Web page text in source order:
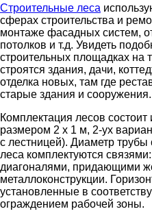
Строительные леса
сферах строительства и
монтаже фасадных систем,
потолков и т.д. Увидеть
строительных площадках на
строятся здания, дачи,
отделка новых, там где
старые здания и сооружения.
Комплектация лесов
размером 2 х 1 м, 2-ух
с лестницей). Диаметр
леса комплектуются
диагоналями, придающими
металлоконструкции.
установленные в
ограждением рабочей зоны.